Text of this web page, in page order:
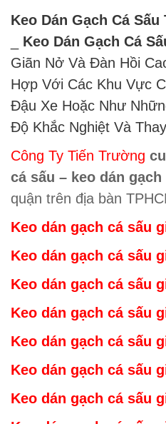
Keo Dán Gạch Cá
Keo Dán Gạch Cá
Giãn Nở Và Đàn Hồi
Hợp Với Các Khu Vực
Đậu Xe Hoặc Như
Độ Khắc Nghiệt Và
Công Ty Tiến Trường
cá sấu – keo dán gạch
quận trên địa bàn
Keo dán gạch cá sấu
Keo dán gạch cá sấu
Keo dán gạch cá sấu
Keo dán gạch cá sấu
Keo dán gạch cá sấu
Keo dán gạch cá sấu
Keo dán gạch cá sấu